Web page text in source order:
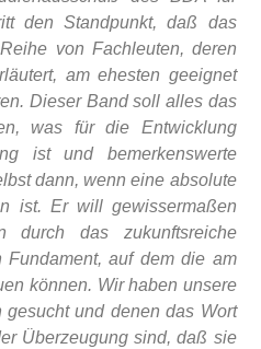
den Standpunkt, daß das
von Fachleuten, deren
am ehesten geeignet
Dieser Band soll alles das
was für die Entwicklung
ist und bemerkenswerte
dann, wenn eine absolute
ist. Er will gewissermaßen
durch das zukunftsreiche
Fundament, auf dem die am
können. Wir haben unsere
und denen das Wort
Überzeugung sind, daß sie